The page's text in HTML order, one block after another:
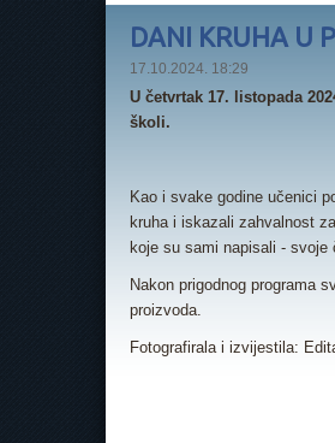
DANI KRUHA U
17.10.2024. 18:29
U četvrtak 17. listopada
školi.
Kao i svake godine učenici
kruha i iskazali zahvalnost
koje su sami napisali - svoje
Nakon prigodnog programa
proizvoda.
Fotografirala i izvijestila: